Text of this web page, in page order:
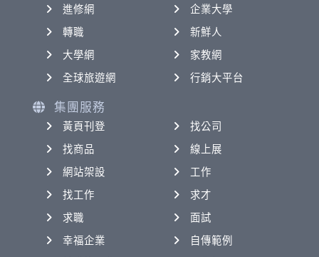
進修網
企業大學
轉職
新鮮人
大學網
家教網
全球旅遊網
行銷大平台
集團服務
黃頁刊登
找公司
找商品
線上展
網站架設
工作
找工作
求才
求職
面試
幸福企業
自傳範例